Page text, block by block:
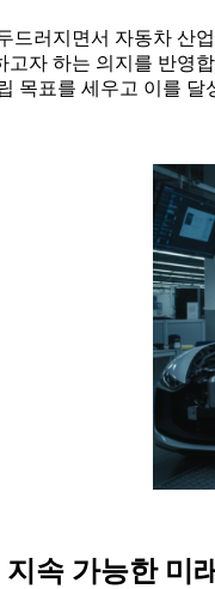
드러지면서 자동차 산
고자 하는 의지를 반영
목표를 세우고 이를
속 가능한 미